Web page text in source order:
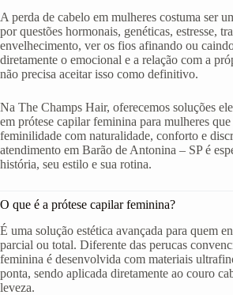
A perda de cabelo em mulheres costuma ser
por questões hormonais, genéticas, estresse,
envelhecimento, ver os fios afinando ou
diretamente o emocional e a relação com a
não precisa aceitar isso como definitivo.
Na The Champs Hair, oferecemos soluções
em prótese capilar feminina para mulheres que
feminilidade com naturalidade, conforto e
atendimento em Barão de Antonina – SP é
história, seu estilo e sua rotina.
O que é a prótese capilar feminina?
É uma solução estética avançada para quem
parcial ou total. Diferente das perucas
feminina é desenvolvida com materiais
ponta, sendo aplicada diretamente ao couro
leveza.